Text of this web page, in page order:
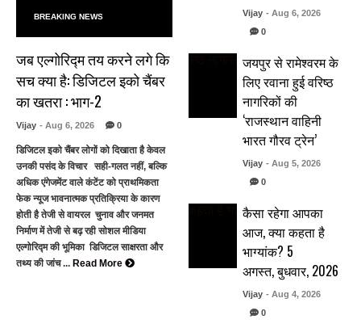
BREAKING NEWS
जब एल्गोरिद्म तय करने लगे कि
सच क्या है: डिजिटल इको चैंबर
का खतरा : भाग-2
Vijay - Aug 6, 2026 0
डिजिटल इको चैंबर लोगों को दिखाता है केवल
उनकी पसंद के विचार सही-गलत नहीं, बल्कि
अधिक एंगेजमेंट वाले कंटेंट को प्राथमिकता
फेक न्यूज भावनात्मक प्रतिक्रिया के कारण
होती है तेजी से वायरल चुनाव और जनमत
निर्माण में तेजी से बढ़ रही सोशल मीडिया
एल्गोरिद्म की भूमिका डिजिटल साक्षरता और
तथ्य की जांच ... Read More
Vijay - Aug 6, 2026
0
जयपुर से रामेश्वरम के
लिए रवाना हुई वरिष्ठ
नागरिकों की
‘राजस्थान वाहिनी
भारत गौरव ट्रेन’
Vijay - Aug 5, 2026
0
कैसा रहेगा आपका
आज, क्या कहता है
भाग्यांक? 5
अगस्त, बुधवार, 2026
Vijay - Aug 4, 2026
0